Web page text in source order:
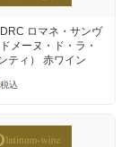
ロマネ・サンヴ
メーヌ・ド・ラ・
ティ） 赤ワイン
税込